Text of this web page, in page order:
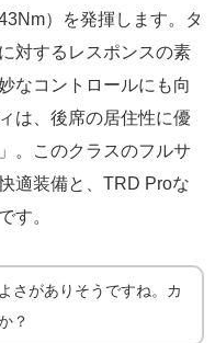
）を発揮します。タ
対するレスポンスの素
なコントロールにも向
は、後席の居住性に優
。このクラスのフルサ
適装備と、TRD Proな
す。
さがありそうですね。カ
？